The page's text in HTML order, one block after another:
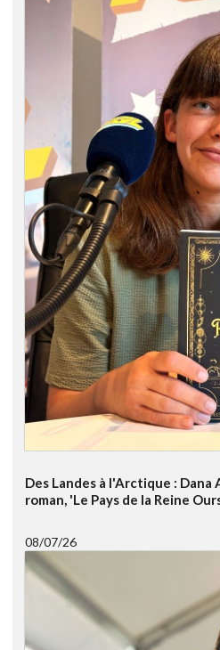
Des Landes à l'Arctique :
roman, 'Le Pays de la Reine
08/07/26